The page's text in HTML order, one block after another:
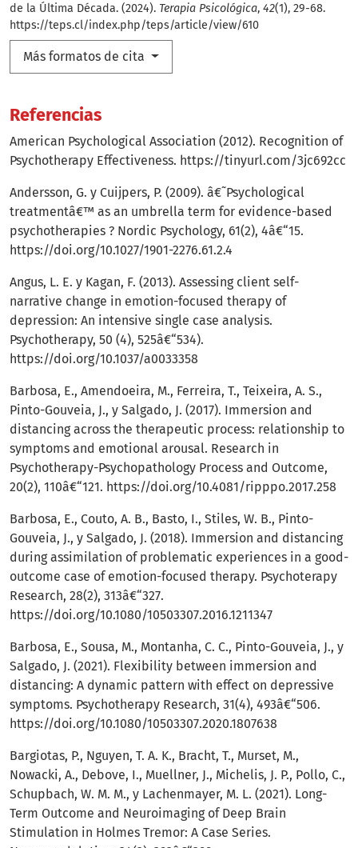
de la Última Década. (2024). Terapia Psicológica, 42(1), 29-68.
https://teps.cl/index.php/teps/article/view/610
Más formatos de cita
Referencias
American Psychological Association (2012). Recognition of
Psychotherapy Effectiveness. https://tinyurl.com/3jc692cc
Andersson, G. y Cuijpers, P. (2009). â€˜Psychological
treatmentâ€™ as an umbrella term for evidence-based
psychotherapies ? Nordic Psychology, 61(2), 4â€“15.
https://doi.org/10.1027/1901-2276.61.2.4
Angus, L. E. y Kagan, F. (2013). Assessing client self-
narrative change in emotion-focused therapy of
depression: An intensive single case analysis.
Psychotherapy, 50 (4), 525â€“534).
https://doi.org/10.1037/a0033358
Barbosa, E., Amendoeira, M., Ferreira, T., Teixeira, A. S.,
Pinto-Gouveia, J., y Salgado, J. (2017). Immersion and
distancing across the therapeutic process: relationship to
symptoms and emotional arousal. Research in
Psychotherapy-Psychopathology Process and Outcome,
20(2), 110â€“121. https://doi.org/10.4081/ripppo.2017.258
Barbosa, E., Couto, A. B., Basto, I., Stiles, W. B., Pinto-
Gouveia, J., y Salgado, J. (2018). Immersion and distancing
during assimilation of problematic experiences in a good-
outcome case of emotion-focused therapy. Psychoterapy
Research, 28(2), 313â€“327.
https://doi.org/10.1080/10503307.2016.1211347
Barbosa, E., Sousa, M., Montanha, C. C., Pinto-Gouveia, J., y
Salgado, J. (2021). Flexibility between immersion and
distancing: A dynamic pattern with effect on depressive
symptoms. Psychotherapy Research, 31(4), 493â€“506.
https://doi.org/10.1080/10503307.2020.1807638
Bargiotas, P., Nguyen, T. A. K., Bracht, T., Murset, M.,
Nowacki, A., Debove, I., Muellner, J., Michelis, J. P., Pollo, C.,
Schupbach, W. M. M., y Lachenmayer, M. L. (2021). Long-
Term Outcome and Neuroimaging of Deep Brain
Stimulation in Holmes Tremor: A Case Series.